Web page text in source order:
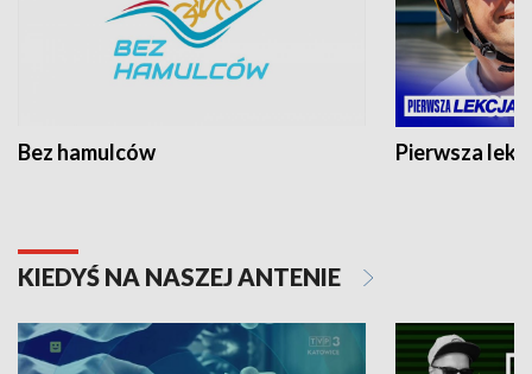
Bez hamulców Pierwsza
KIEDYŚ NA NASZEJ ANTENIE